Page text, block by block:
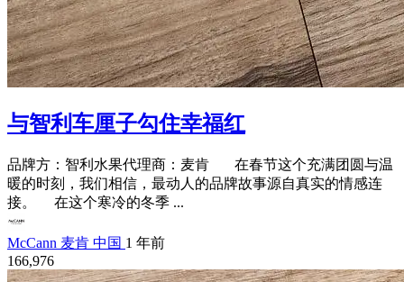
与智利车厘子勾住幸福红
品牌方：智利水果代理商：麦肯 在春节这个充满团圆与温
暖的时刻，我们相信，最动人的品牌故事源自真实的情感连
接。 在这个寒冷的冬季 ...
McCann 麦肯 中国 1 年前
166,976